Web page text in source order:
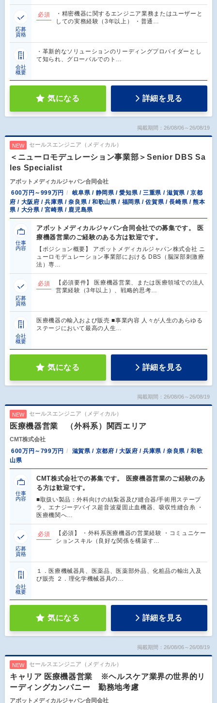
応募
資格
必須
・精密機器に関するエンジニア業務またはユーザーと
しての実務経験（3年以上） ・普通…
会社
概要
・革新的なソリューションのリーディングプロバイダーとし
て知られ、グローバルでのト…
気になる 詳細を見る
掲載期間：26/08/06～26/08/19
NEW セールスエンジニア（メディカル）
＜ニューロモデュレーション事業部＞Senior DBS Sa
les Specialist
アボットメディカルジャパン合同会社
600万円～999万円
岐阜県 / 静岡県 / 愛知県 / 三重県 / 滋賀県 / 京都
府 / 大阪府 / 兵庫県 / 奈良県 / 和歌山県 / 福岡県 / 佐賀県 / 長崎県 / 熊本
県 / 大分県 / 宮崎県 / 鹿児島県
仕事
内容
アボットメディカルジャパン合同会社での募集です。 医
療機器営業のご経験のある方は歓迎です。
【ポジション概要】 アボットメディカルジャパン株式会社 ニ
ューロモデュレーション事業部における DBS（脳深部刺激療
法）専…
応募
資格
必須
【必須要件】 医療機器営業、または医療領域での法人
営業経験（3年以上）、戦略的思考…
会社
概要
医療機器の輸入および販売 ■事業内容 人々が人生のあらゆる
ステージにおいて最高の人生…
気になる 詳細を見る
掲載期間：26/08/06～26/08/19
NEW セールスエンジニア（メディカル）
医療機器営業 （外科系）関西エリア
CMT株式会社
600万円～799万円
滋賀県 / 京都府 / 大阪府 / 兵庫県 / 奈良県 / 和歌
山県
仕事
内容
CMT株式会社での募集です。 医療機器営業のご経験のあ
る方は歓迎です。
■取扱い製品：外科向けの結紮器及び縫合器/手術用ステープ
ラ、エナジーデバイス超音波凝固止血機器、吸収性縫合糸 ・
医療機関へ…
応募
資格
必須
【必須】 ・外科系医療機器の営業経験 ・コミュニケー
ションスキル（良好な関係を構築す…
会社
概要
１．医療機械器具、医薬品、医薬部外品、化粧品の輸出入及
び販売 ２．理化学機械器具の…
気になる 詳細を見る
掲載期間：26/08/06～26/08/19
NEW セールスエンジニア（メディカル）
キャリア 医療機器営業 ※ヘルスケア業界の世界的リ
ーディングカンパニー 勤務地考慮
アボットメディカルジャパン合同会社